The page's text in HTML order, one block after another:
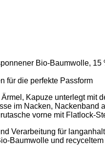
Bio-Baumwolle, 15
für die perfekte Passform
Kapuze unterlegt mit
im Nacken, Nackenband
vorne mit Flatlock-
Verarbeitung für
Baumwolle und